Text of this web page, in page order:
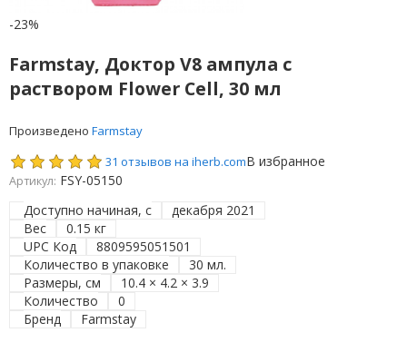
-23%
Farmstay, Доктор V8 ампула с
раствором Flower Cell, 30 мл
Произведено Farmstay
31 отзывов на iherb.comВ избранное
Артикул: FSY-05150
Доступно начиная, с
декабря 2021
Вес
0.15 кг
UPC Код
8809595051501
Количество в упаковке
30 мл.
Размеры, см
10.4 × 4.2 × 3.9
Количество
0
Бренд
Farmstay